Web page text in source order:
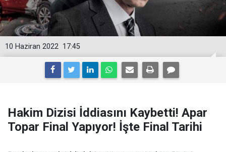
17:45
10 Haziran 2022
Hakim Dizisi İddiasını Kaybetti! Apar
Topar Final Yapıyor! İşte Final Tarihi